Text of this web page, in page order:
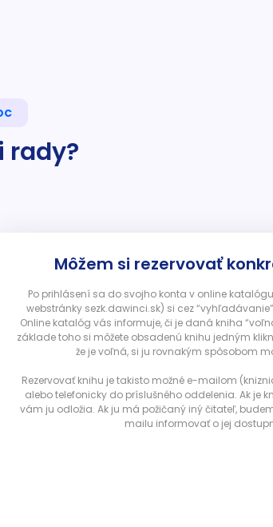
rady?
Môžem si rezervovať
Po prihlásení sa do svojho konta v online
webstránky sezk.dawinci.sk) si cez
Online katalóg vás informuje, či je daná kniha
základe toho si môžete obsadenú knihu jedným
že je voľná, si ju rovnakým spôsobom
Rezervovať knihu je takisto možné e-mailom
alebo telefonicky do príslušného oddelenia. Ak je
vám ju odložia. Ak ju má požičaný iný čitateľ,
mailu informovať o jej